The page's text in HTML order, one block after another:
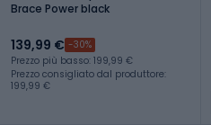
Brace Power black
139,99 € -30%
Prezzo più basso: 199,99 €
Prezzo consigliato dal produttore:
199,99 €